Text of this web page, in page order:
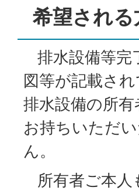
希望される
排水設備等完
図等が記載さ
排水設備の所
お持ちいただ
ん。
所有者ご本人